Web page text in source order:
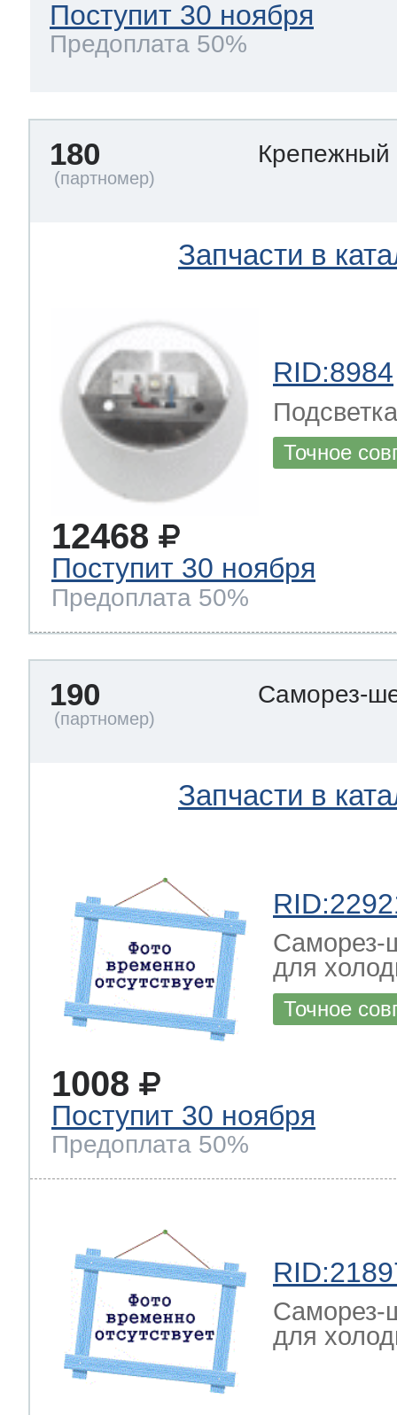
Поступит 30 ноября
Предоплата 50%
180
Запчасти в
RID:8984
Точное
12468
Поступит 30 ноября
Предоплата 50%
190 Саморез-
Запчасти в
Саморез-
для
Точное
1008
Поступит 30 ноября
Предоплата 50%
Саморез-
для